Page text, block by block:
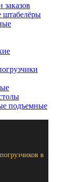
штабелёры
подъемные
в